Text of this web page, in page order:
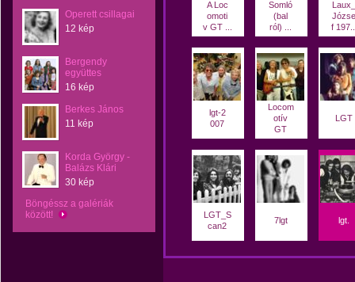
Operett csillagai
12 kép
Bergendy
együttes
16 kép
Berkes János
11 kép
Korda György -
Balázs Klári
30 kép
Böngéssz a galériák
között!
A Loc
omoti
v GT ...
Somló
(bal
ról) ...
Laux_
Józse
f
lgt-2
007
Locom
otív
GT
LGT
LGT_S
can2
7lgt lgt.